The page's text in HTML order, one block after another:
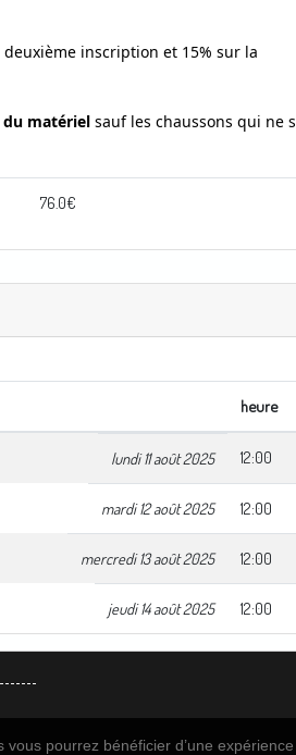
pourrez bénéficier d’une
inscription et 15% sur la
matériel sauf les chaussons qui ne
76.0€
heure
lundi 11 août 2025 12:00
mardi 12 août 2025 12:00
mercredi 13 août 2025 12:00
jeudi 14 août 2025 12:00